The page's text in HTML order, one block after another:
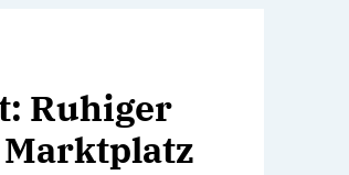
Ruhiger